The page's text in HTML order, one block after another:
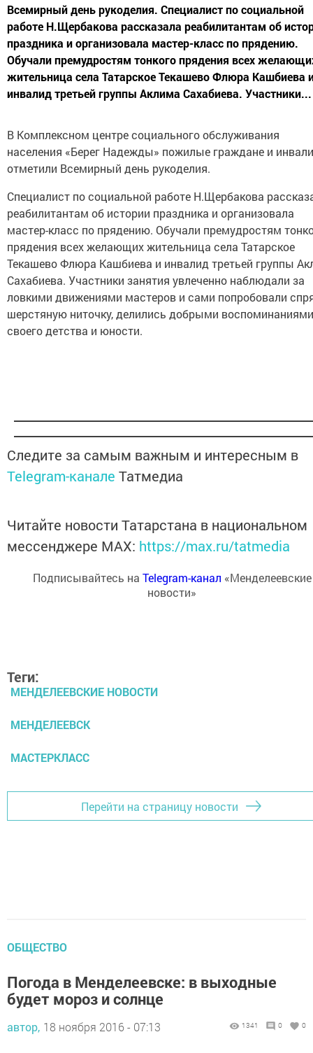
Всемирный день рукоделия. Специалист по социальной
работе Н.Щербакова рассказала реабилитантам об
праздника и организовала мастер-класс по прядению.
Обучали премудростям тонкого прядения всех
жительница села Татарское Текашево Флюра Кашбиева
инвалид третьей группы Аклима Сахабиева. Участники...
В Комплексном центре социального обслуживания
населения «Берег Надежды» пожилые граждане и
отметили Всемирный день рукоделия.
Специалист по социальной работе Н.Щербакова
реабилитантам об истории праздника и организовала
мастер-класс по прядению. Обучали премудростям
прядения всех желающих жительница села Татарское
Текашево Флюра Кашбиева и инвалид третьей группы
Сахабиева. Участники занятия увлеченно наблюдали за
ловкими движениями мастеров и сами попробовали
шерстяную ниточку, делились добрыми воспоминаниями
своего детства и юности.
Следите за самым важным и интересным в
Telegram-канале Татмедиа
Читайте новости Татарстана в национальном
мессенджере MАХ: https://max.ru/tatmedia
Подписывайтесь на Telegram-канал «Менделеевские
новости»
Теги:
МЕНДЕЛЕЕВСКИЕ НОВОСТИ
МЕНДЕЛЕЕВСК
МАСТЕРКЛАСС
Перейти на страницу новости
ОБЩЕСТВО
Погода в Менделеевске: в выходные
будет мороз и солнце
автор, 18 ноября 2016 - 07:13 1341 0 0